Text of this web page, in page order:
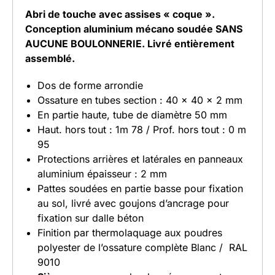
GRIS ANTHRACITE (RAL 7016)
Noir (RAL 9005)
De 8 m - Réf. 31548
Abri de touche avec assises « coque ».
Conception aluminium mécano soudée SANS
AUCUNE BOULONNERIE. Livré entièrement
assemblé.
Dos de forme arrondie
Ossature en tubes section : 40 x 40 x 2 mm
En partie haute, tube de diamètre 50 mm
Haut. hors tout : 1m 78 / Prof. hors tout : 0 m
95
Protections arrières et latérales en panneaux
aluminium épaisseur : 2 mm
Pattes soudées en partie basse pour fixation
au sol, livré avec goujons d’ancrage pour
fixation sur dalle béton
Finition par thermolaquage aux poudres
polyester de l’ossature complète Blanc / RAL
9010